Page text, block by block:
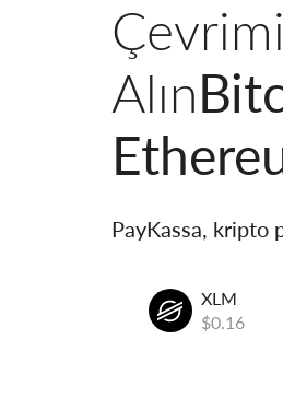
Alın
PayKassa, kripto
XLM
$0.16